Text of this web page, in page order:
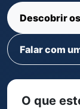
Descobrir
Falar com
O que